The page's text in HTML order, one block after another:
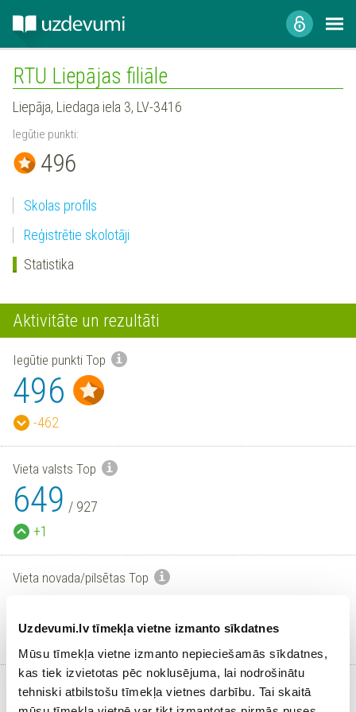
Uzdevumi.lv tīmekļa vietne izmanto sīkdatnes
Mūsu tīmekļa vietne izmanto nepieciešamās sīkdatnes,
kas tiek izvietotas pēc noklusējuma, lai nodrošinātu
tehniski atbilstošu tīmekļa vietnes darbību. Tai skaitā
RTU Liepājas filiāle
Liepāja, Liedaga iela 3, LV-3416
Iegūtie punkti:
496
Skolas profils
Reģistrētie skolotāji
Statistika
Aktivitāte un rezultāti
Iegūtie punkti Top
496
-462
Vieta valsts Top
649 / 927
+1
Vieta novada/pilsētas Top
Aktīvi skolēni